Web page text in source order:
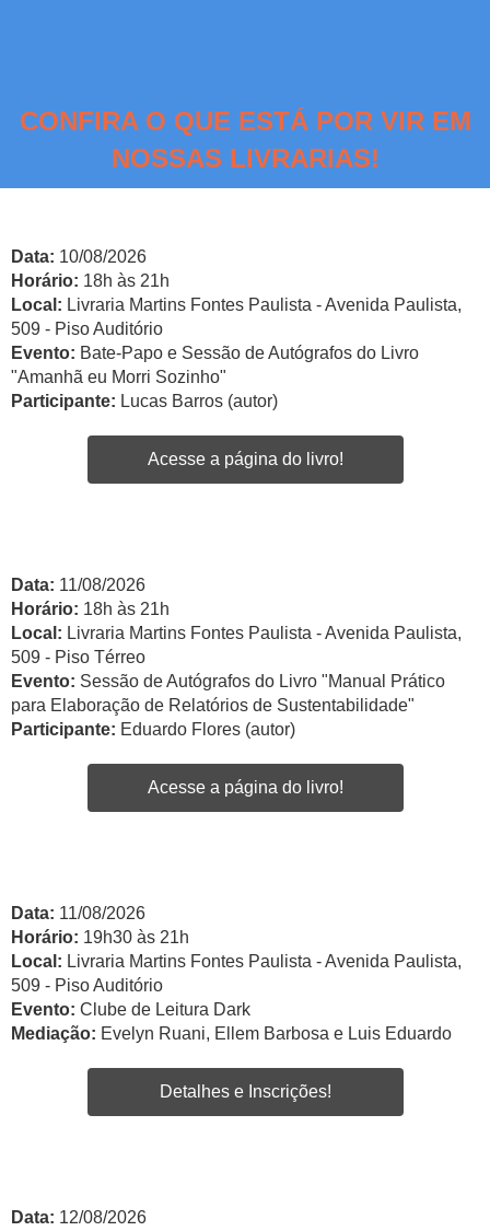
CONFIRA O QUE ESTÁ POR VIR EM
NOSSAS LIVRARIAS!
Data: 10/08/2026
Horário: 18h às 21h
Local: Livraria Martins Fontes Paulista - Avenida Paulista,
509 - Piso Auditório
Evento: Bate-Papo e Sessão de Autógrafos do Livro
"Amanhã eu Morri Sozinho"
Participante: Lucas Barros (autor)
Acesse a página do livro!
Data: 11/08/2026
Horário: 18h às 21h
Local: Livraria Martins Fontes Paulista - Avenida Paulista,
509 - Piso Térreo
Evento: Sessão de Autógrafos do Livro "Manual Prático
para Elaboração de Relatórios de Sustentabilidade"
Participante: Eduardo Flores (autor)
Acesse a página do livro!
Data: 11/08/2026
Horário: 19h30 às 21h
Local: Livraria Martins Fontes Paulista - Avenida Paulista,
509 - Piso Auditório
Evento: Clube de Leitura Dark
Mediação: Evelyn Ruani, Ellem Barbosa e Luis Eduardo
Detalhes e Inscrições!
Data: 12/08/2026